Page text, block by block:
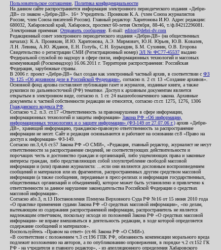
Пользовательское соглашение Политика конфиденциальности
На данном сайте распространяется информация электронного периодического издания «Дебри-
ДВ» со знаком «Дебри-ДВ». 16+ Учредитель: Пронякин К.А. (член Союза журналистов
России, член Союза писателей России). Главный редактор: Харитонова И.Ю. Адрес редакции:
680032, Хабаровский край, Хабаровск, проспект 60-летия Октября, 88-46, т./ф.84212296081.
Электронная приемная: Отправить сообщение . E-mail: editor@debri-dv.com
Редакционный совет электронного периодического издания «Дебри-ДВ» (на общественных
началах): К.А. Пронякин, И.Ю. Харитонова, А.Э. Мирмович, Ю.Н. Юрьев, Ю.В. Ковалев,
Л.Н. Левина, А.Ю. Жданов, Е.Н. Голубь, С.Н. Бурындин, Б.М. Сухинин, О.В. Егорова
Свидетельство о регистрации СМИ (Регистрационный номер) ЭЛ № ФС77-45537 выдано
Федеральной службой по надзору в сфере связи, информационных технологий и массовых
коммуникаций (Роскомнадзор) 16.06.2011 г. Территория распространения: Российская
Федерация, зарубежные страны.
В 2006 г. проект «Дебри-ДВ» был создан как электронный частный архив, в соответствии с ФЗ
№ 125 «Об архивном деле в Российской Федерации» , согласно п. 2 ст. 13 «Создание архивов».
Основной фонд архива составляют публикации газет и журналов, изданные книги, а также
рукописи по дальневосточной (РФ) тематике. Доступ к архивным документам является
открытым в электронном виде, согласно п. 1 ст. 24 вышеобозначенного закона. Архивные
документы к частной собственности редакции не относятся, согласно ст.ст. 1275, 1276, 1306
Гражданского кодекса РФ
Согласно ч.2. п.3. ст.17 «Ответственность за правонарушения в сфере информации,
информационных технологий и защиты информации» Закона РФ «Об информации,
информационных технологиях и о защите информации» (ФЗ-149 от 27.07.06 г.) архив «Дебри-
ДВ», хранящий информацию, гражданско-правовую ответственность за распространение
информации не несет. Сайт и редакция основываются и работают на основании ст.8 «Право на
доступ к информации» ФЗ-149.
Согласно пп.3,4,6 ст.57 Закона РФ «О СМИ», «Редакция, главный редактор, журналист не несут
ответственности за распространение сведений, не соответствующих действительности и
порочащих честь и достоинство граждан и организаций, либо ущемляющих права и законные
интересы граждан, либо представляющих собой злоупотребление свободой массовой
информации и (или) правами журналиста: ...если они являются дословным воспроизведением
сообщений и материалов или их фрагментов, распространенных другим средством массовой
информации (а также сообщения, переданные в пресс-релизах и информация государственных,
общественных организаций и объединений), которое может быть установлено и привлечено к
ответственности за данное нарушение законодательства Российской Федерации о средствах
массовой информации».
Согласно абз.3, п.13 Постановления Пленума Верховного Суда РФ №16 от 15 июня 2010 года
«О практике применения судами Закона РФ «О средствах массовой информации», «по делам,
вытекающим из содержания распространенной информации, распространитель не является
надлежащим ответчиком, поскольку исходя из положений Закона РФ «О средствах массовой
информации» не вправе вмешиваться в деятельность редакции, в ходе которой определяется
содержание сообщений и материалов».
Воспользуйтесь «Правом на ответ» (ст.46 Закона РФ «О СМИ»).
«В соответствии с положением ч.3 ст.196 ГПК РФ, обязанность компенсации морального вреда
подлежит возложению на авторов, а по опубликованию опровержения, в порядке ч.2 ст.152 ГК
РФ - на учредителя и главного редактор», - из апелляционного определения Хабаровского